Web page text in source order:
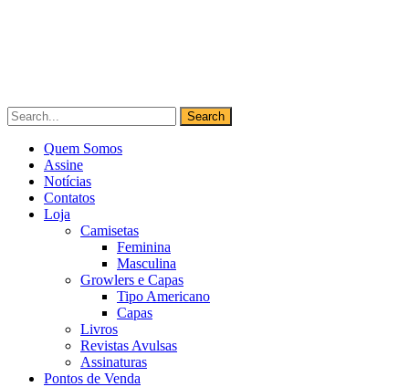
Quem Somos
Assine
Notícias
Contatos
Loja
Camisetas
Feminina
Masculina
Growlers e Capas
Tipo Americano
Capas
Livros
Revistas Avulsas
Assinaturas
Pontos de Venda